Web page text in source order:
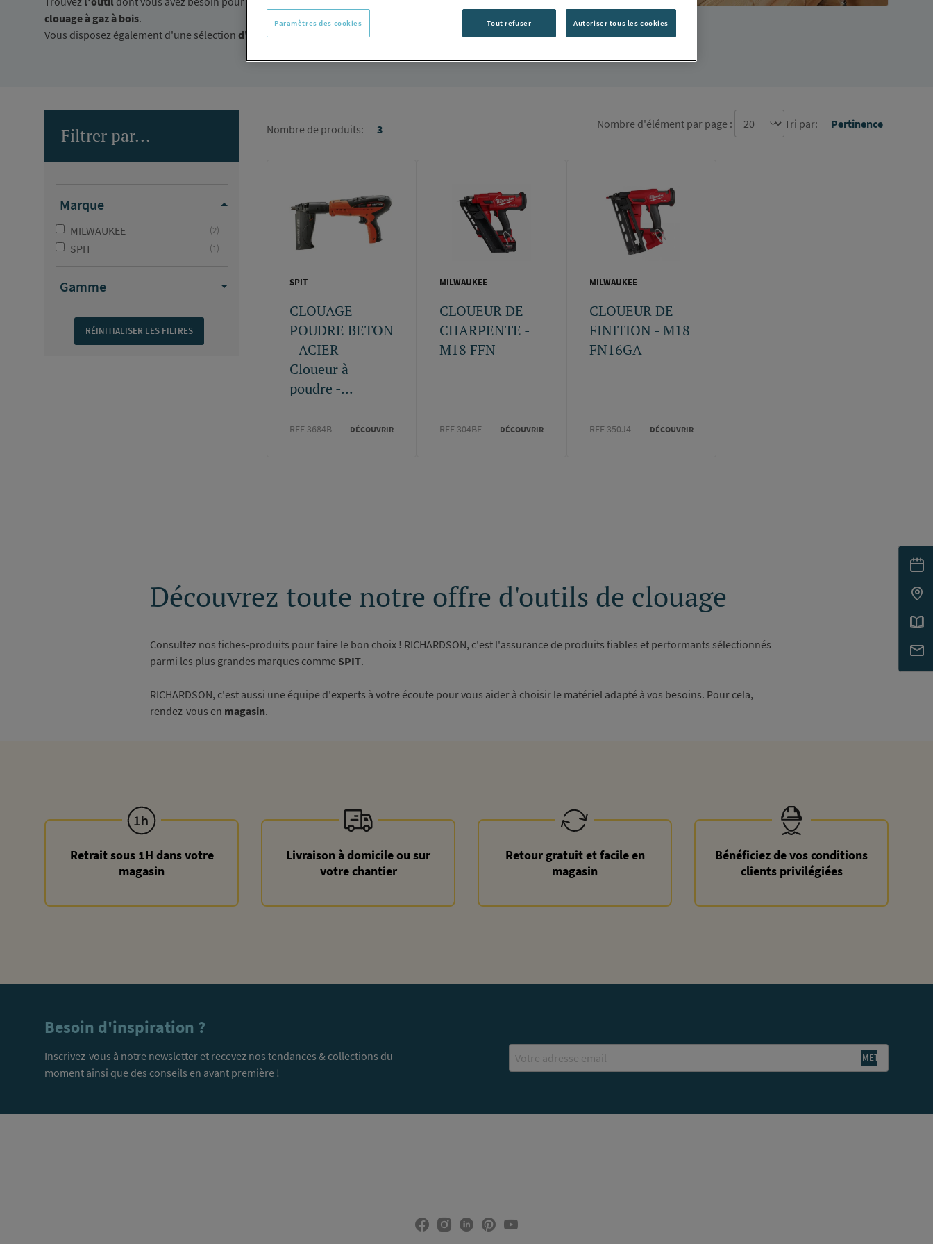
clouage à gaz à bois.
Vous disposez également d'une sélection d'accessoirespour compléter votre gamme d'outillage.
Filtrer par...
Marque
MILWAUKEE (2)
SPIT (1)
Gamme
Nombre de produits: 3 Nombre d'élément par page : Tri par: Pertinence
SPIT
CLOUAGE
POUDRE BETON
- ACIER -
Cloueur à
poudre -...
REF 3684B DÉCOUVRIR
MILWAUKEE
CLOUEUR DE
CHARPENTE -
M18 FFN
REF 304BF DÉCOUVRIR
MILWAUKEE
CLOUEUR DE
FINITION - M18
FN16GA
REF 350J4 DÉCOUVRIR
Découvrez toute notre offre d'outils de clouage
Consultez nos fiches-produits pour faire le bon choix ! RICHARDSON, c'est l'assurance de produits fiables et performants sélectionnés
parmi les plus grandes marques comme SPIT.
RICHARDSON, c'est aussi une équipe d'experts à votre écoute pour vous aider à choisir le matériel adapté à vos besoins. Pour cela,
rendez-vous en magasin.
Retrait sous 1H dans votre
magasin
Livraison à domicile ou sur
votre chantier
Retour gratuit et facile en
magasin
Bénéficiez de vos conditions
clients privilégiées
Besoin d'inspiration ?
Inscrivez-vous à notre newsletter et recevez nos tendances & collections du
moment ainsi que des conseils en avant première !
Email
Tout refuser Autoriser tous les cookies
Paramètres des cookies